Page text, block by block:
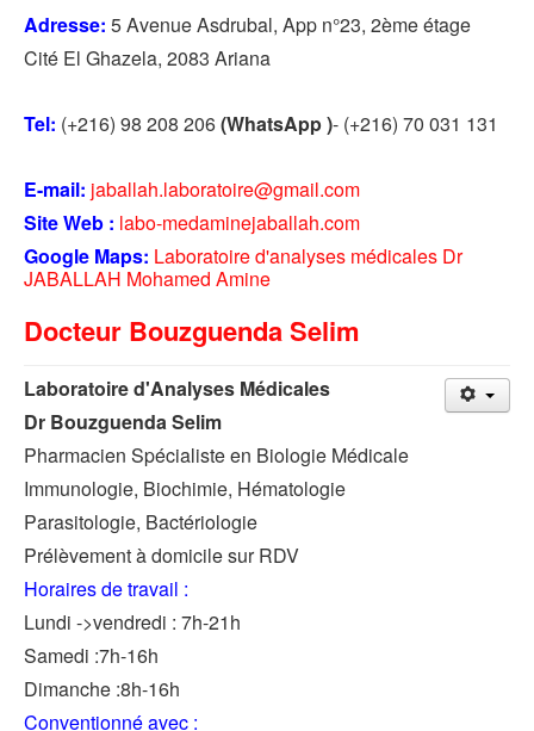
Adresse: 5 Avenue Asdrubal, App n°23, 2ème étage
Cité El Ghazela, 2083 Ariana
Tel: (+216) 98 208 206(WhatsApp )- (+216) 70 031 131
E-mail: jaballah.laboratoire@gmail.com
Site Web : labo-medaminejaballah.com
Google Maps: Laboratoire d'analyses médicales Dr
JABALLAH Mohamed Amine
Docteur Bouzguenda Selim
Laboratoire d'Analyses Médicales
Dr Bouzguenda Selim
Pharmacien Spécialiste en Biologie Médicale
Immunologie, Biochimie, Hématologie
Parasitologie, Bactériologie
Prélèvement à domicile sur RDV
Horaires de travail :
Lundi ->vendredi : 7h-21h
Samedi :7h-16h
Dimanche :8h-16h
Conventionné avec :